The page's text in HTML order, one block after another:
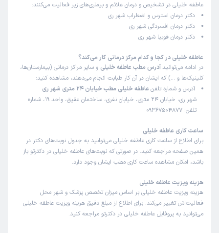
عاطفه خلیلی در تشخیص و درمان علائم و بیماری‌های زیر فعالیت می‌کنند:
دکتر درمان استرس و اضطراب شهر ری
دکتر درمان افسردگی شهر ری
دکتر درمان فوبیا شهر ری
عاطفه خلیلی در کجا و کدام مرکز درمانی کار می‌کند؟
در ادامه می‌توانید آدرس مطب عاطفه خلیلی و سایر مراکز درمانی (بیمارستان‌ها،
کلینیک‌ها و …) که ایشان در آن کار طبابت انجام می‌دهند، مشاهده کنید:
آدرس و شماره تلفن عاطفه خلیلی مطب خیابان 24 متری شهر ری
شهر ری، خیابان 24 متری، خیابان نفری، ساختمان عقیق، واحد 19، شماره
تلفن: 09367504877
ساعت کاری عاطفه خلیلی
برای اطلاع از ساعت کاری عاطفه خلیلی می‌توانید به جدول نوبت‌های دکتر در
همین صفحه مراجعه کنید. در صورتی که نوبت‌های عاطفه خلیلی در دکترتو باز
باشد، امکان مشاهده ساعت کاری مطب ایشان وجود دارد.
هزینه ویزیت عاطفه خلیلی
هزینه ویزیت عاطفه خلیلی بر اساس میزان تخصص پزشک و شهر محل
فعالیت‌اش تغییر می‌کند. برای اطلاع از مبلغ دقیق هزینه ویزیت عاطفه خلیلی
می‌توانید به پروفایل عاطفه خلیلی در دکترتو مراجعه کنید.